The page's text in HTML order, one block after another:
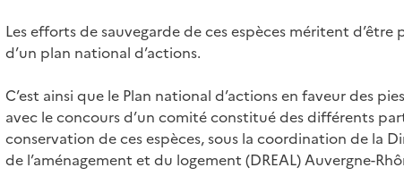
Les efforts de sauvegarde de ces espèces méritent
d’un plan national d’actions.
C’est ainsi que le Plan national d’actions en faveur des
avec le concours d’un comité constitué des différents
conservation de ces espèces, sous la coordination de la
de l’aménagement et du logement (DREAL) Auvergne-